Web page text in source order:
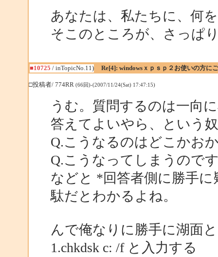
あなたは、私たちに、何
そこのところが、さっぱ
■10725 / inTopicNo.11) Re[4]: windowsｘｐｓｐ２お使いの方に
□投稿者/ 774RR (66回)-(2007/11/24(Sat) 17:47:15)
うむ。質問するのは一向
答えてよいやら、という
Q.こうなるのはどこかお
Q.こうなってしまうので
などと *回答者側に勝手
駄だとわかるよね。
んで俺なりに勝手に湖面
1.chkdsk c: /f と入力する